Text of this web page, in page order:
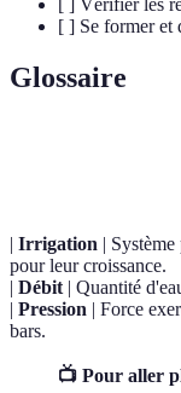
[ ] Vérifier les
[ ] Se former et
Glossaire
| Irrigation |
pour leur croissance.
| Débit | Quantité
| Pression | Force
bars.
📺 Pour aller